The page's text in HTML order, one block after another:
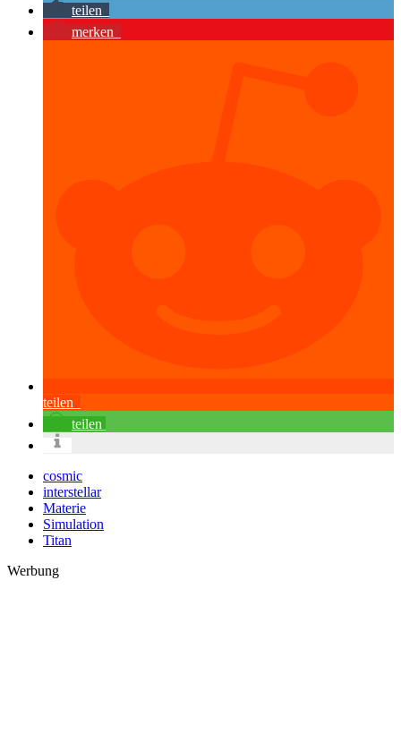
teilen
merken
teilen
teilen
cosmic
interstellar
Materie
Simulation
Titan
Werbung